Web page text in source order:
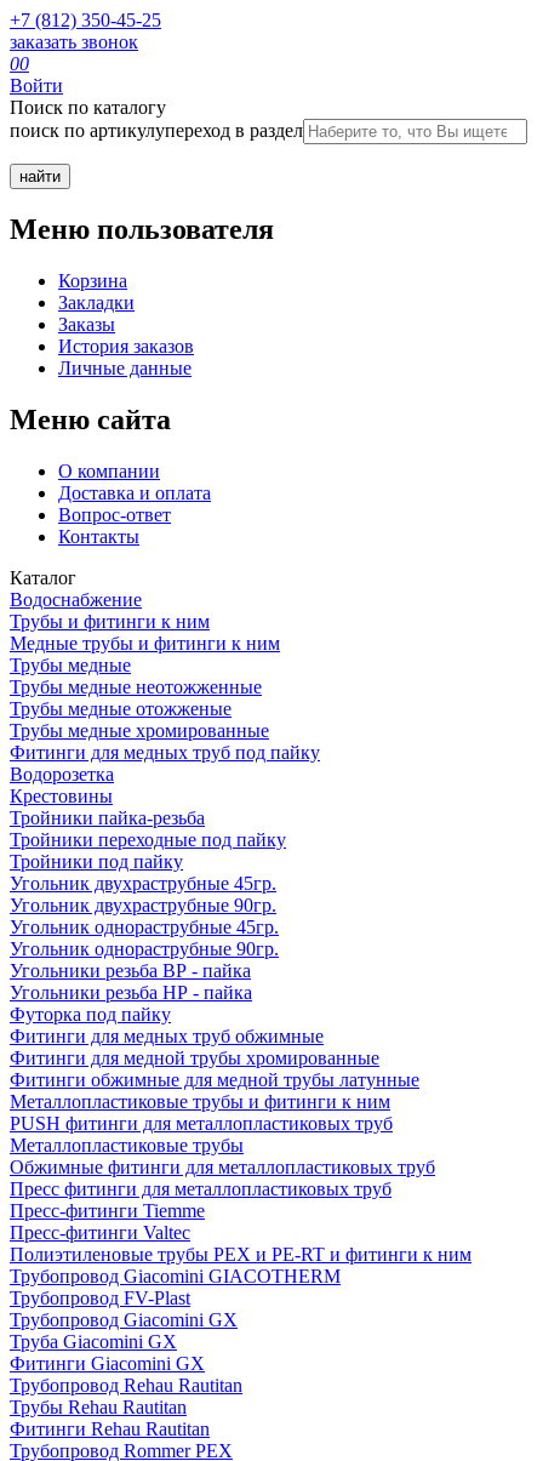
+7 (812) 350-45-25
заказать звонок
00
Войти
Поиск по каталогу
поиск по артикулупереход в раздел
Меню пользователя
Корзина
Закладки
Заказы
История заказов
Личные данные
Меню сайта
О компании
Доставка и оплата
Вопрос-ответ
Контакты
Каталог
Водоснабжение
Трубы и фитинги к ним
Медные трубы и фитинги к ним
Трубы медные
Трубы медные неотожженные
Трубы медные отожженые
Трубы медные хромированные
Фитинги для медных труб под пайку
Водорозетка
Крестовины
Тройники пайка-резьба
Тройники переходные под пайку
Тройники под пайку
Угольник двухраструбные 45гр.
Угольник двухраструбные 90гр.
Угольник однораструбные 45гр.
Угольник однораструбные 90гр.
Угольники резьба ВР - пайка
Угольники резьба НР - пайка
Футорка под пайку
Фитинги для медных труб обжимные
Фитинги для медной трубы хромированные
Фитинги обжимные для медной трубы латунные
Металлопластиковые трубы и фитинги к ним
PUSH фитинги для металлопластиковых труб
Металлопластиковые трубы
Обжимные фитинги для металлопластиковых труб
Пресс фитинги для металлопластиковых труб
Пресс-фитинги Tiemme
Пресс-фитинги Valtec
Полиэтиленовые трубы PEX и PE-RT и фитинги к ним
Трубопровод Giacomini GIACOTHERM
Трубопровод FV-Plast
Трубопровод Giacomini GX
Труба Giacomini GX
Фитинги Giacomini GX
Трубопровод Rehau Rautitan
Трубы Rehau Rautitan
Фитинги Rehau Rautitan
Трубопровод Rommer PEX